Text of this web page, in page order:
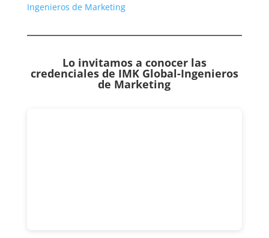
Ingenieros de Marketing
Lo invitamos a conocer las
credenciales de IMK Global-Ingenieros
de Marketing